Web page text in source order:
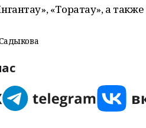
«Торатау», а